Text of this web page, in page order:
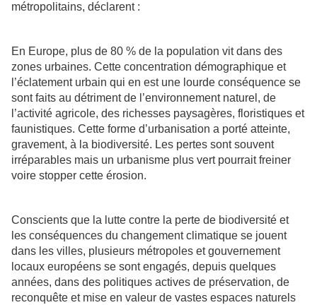
métropolitains, déclarent :
En Europe, plus de 80 % de la population vit dans des
zones urbaines. Cette concentration démographique et
l’éclatement urbain qui en est une lourde conséquence se
sont faits au détriment de l’environnement naturel, de
l’activité agricole, des richesses paysagères, floristiques et
faunistiques. Cette forme d’urbanisation a porté atteinte,
gravement, à la biodiversité. Les pertes sont souvent
irréparables mais un urbanisme plus vert pourrait freiner
voire stopper cette érosion.
Conscients que la lutte contre la perte de biodiversité et
les conséquences du changement climatique se jouent
dans les villes, plusieurs métropoles et gouvernement
locaux européens se sont engagés, depuis quelques
années, dans des politiques actives de préservation, de
reconquête et mise en valeur de vastes espaces naturels